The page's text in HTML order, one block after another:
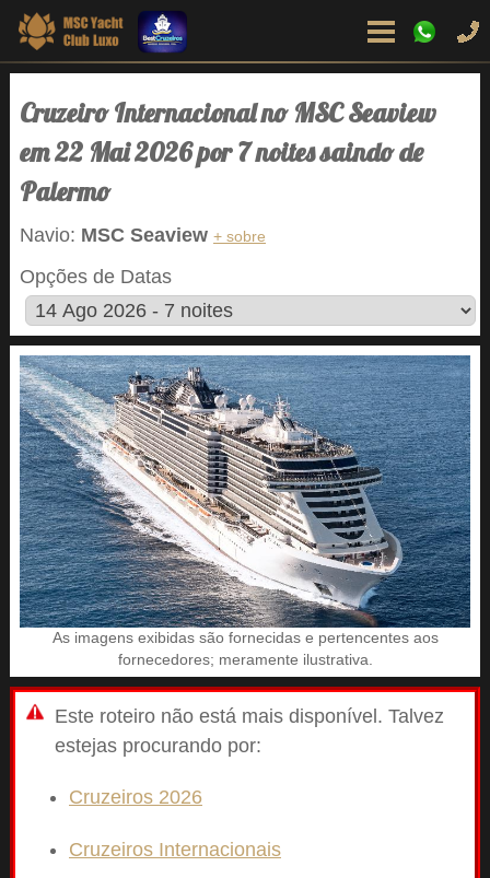
Cruzeiro Internacional no MSC Seaview
em 22 Mai 2026 por 7 noites saindo de
Palermo
Navio: MSC Seaview + sobre
Opções de Datas
As imagens exibidas são fornecidas e pertencentes aos
fornecedores; meramente ilustrativa.
Este roteiro não está mais disponível. Talvez
estejas procurando por:
Cruzeiros 2026
Cruzeiros Internacionais